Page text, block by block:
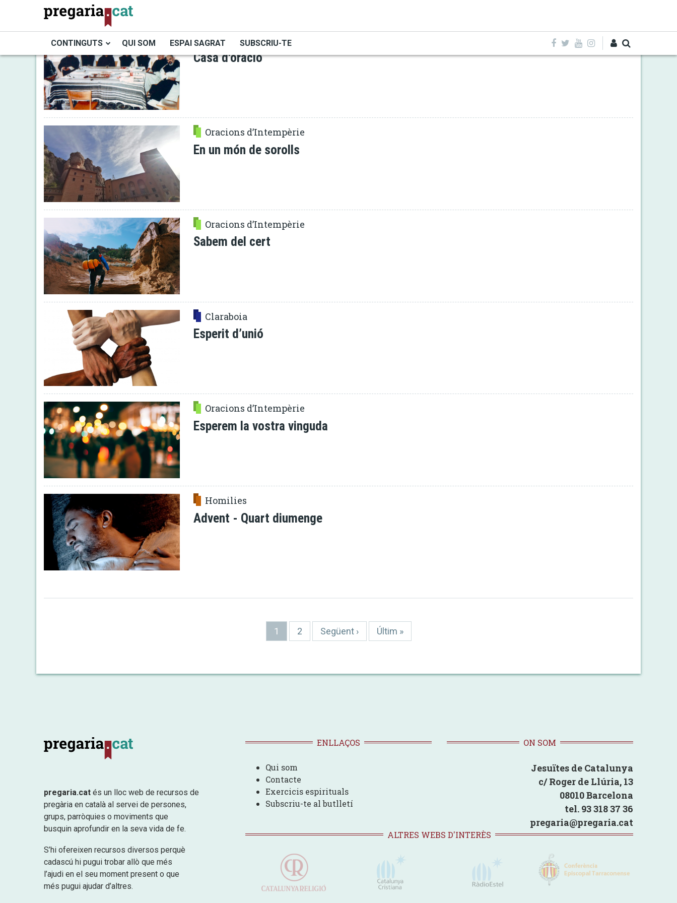
contingut
CONTINGUTS QUI SOM ESPAI SAGRAT SUBSCRIU-TE
Cercador
Preguem la realitat
Casa d'oració
Oracions d’Intempèrie
En un món de sorolls
Oracions d’Intempèrie
Sabem del cert
Claraboia
Esperit d’unió
Oracions d’Intempèrie
Esperem la vostra vinguda
Homilies
Advent - Quart diumenge
Pàgina
1 Pàgina
2
Pàgina
Següent ›
Última
Últim »
pregaria.cat és un lloc web de recursos de
pregària en català al servei de persones,
grups, parròquies o moviments que
busquin aprofundir en la seva vida de fe.
S’hi ofereixen recursos diversos perquè
cadascú hi pugui trobar allò que més
l’ajudi en el seu moment present o que
més pugui ajudar d’altres.
ENLLAÇOS
Qui som
Contacte
Exercicis espirituals
Subscriu-te al butlletí
ON SOM
Jesuïtes de Catalunya
c/ Roger de Llúria, 13
08010 Barcelona
tel. 93 318 37 36
pregaria@pregaria.cat
ALTRES WEBS D'INTERÈS